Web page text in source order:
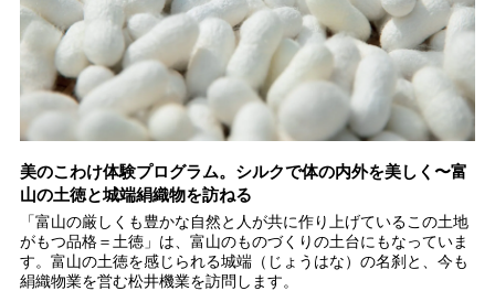
美のこわけ体験プログラム。シルクで体の内外を美しく〜富
山の土徳と城端絹織物を訪ねる
「富山の厳しくも豊かな自然と人が共に作り上げているこの土地
がもつ品格＝土徳」は、富山のものづくりの土台にもなっていま
す。富山の土徳を感じられる城端（じょうはな）の名刹と、今も
絹織物業を営む松井機業を訪問します。